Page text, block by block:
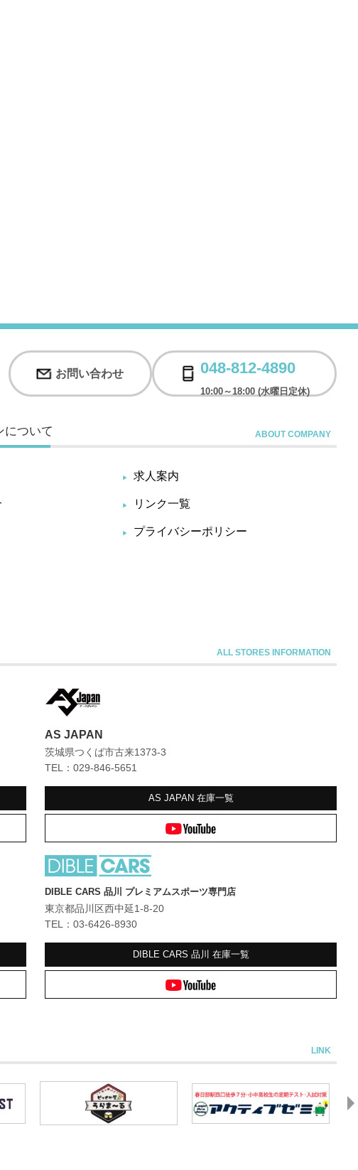
お問い合わせ 048-812-4890
10:00～18:00 (水曜日定休)
について
求人案内
リンク一覧
プライバシーポリシー
AS JAPAN
茨城県つくば市古来1373-3
TEL：029-846-5651
AS JAPAN 在庫一覧
DIBLE CARS 品川 プレミアムスポーツ専門店
東京都品川区西中延1-8-20
TEL：03-6426-8930
DIBLE CARS 品川 在庫一覧